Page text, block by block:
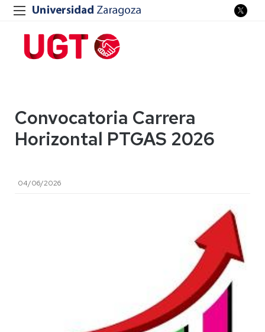
Convocatoria Carrera
Horizontal PTGAS 2026
04/06/2026